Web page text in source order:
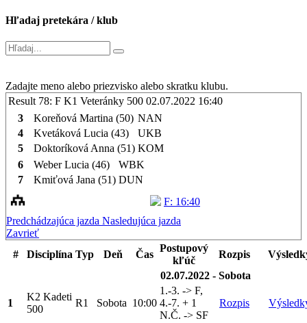
Hľadaj pretekára / klub
Zadajte meno alebo priezvisko alebo skratku klubu.
Result 78: F K1 Veteránky 500 02.07.2022 16:40
3
Koreňová Martina (50) NAN
4
Kvetáková Lucia (43)
UKB
5
Doktoríková Anna (51) KOM
6
Weber Lucia (46)
WBK
7
Kmiťová Jana (51) DUN
F: 16:40
Predchádzajúca jazda Nasledujúca jazda
Zavrieť
#
Disciplína Typ Deň Čas
Postupový
kľúč
Rozpis
02.07.2022 - Sobota
1
K2 Kadeti
500
R1 Sobota 10:00
1.-3. -> F,
4.-7. + 1
N.Č. -> SF
Rozpis